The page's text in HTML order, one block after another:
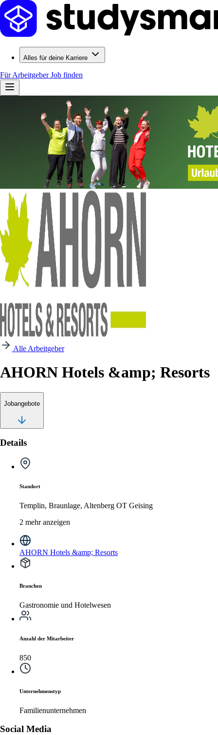
Alles für deine Karriere
Für ArbeitgeberJob finden
Alle Arbeitgeber
AHORN Hotels &amp; Resorts
Jobangebote
Details
Standort
Templin, Braunlage, Altenberg OT Geising
2 mehr anzeigen
AHORN Hotels &amp; Resorts
Branchen
Gastronomie und Hotelwesen
Anzahl der Mitarbeiter
850
Unternehmenstyp
Familienunternehmen
Social Media